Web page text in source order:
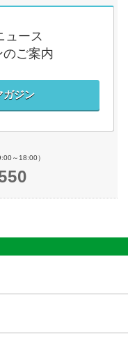
ース
ご案内
ガジン
～18:00）